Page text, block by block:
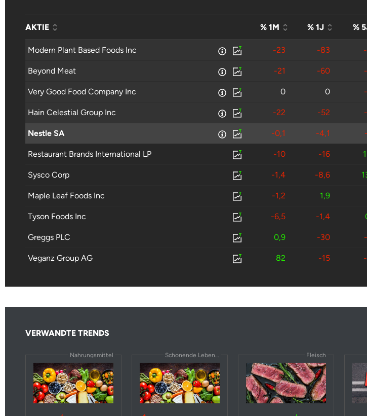
AKTIE % 1M % 1J %
Modern Plant Based Foods Inc -23 -83
Beyond Meat -21 -60
Very Good Food Company Inc 0 0
Hain Celestial Group Inc -22 -52
Nestle SA -0,1 -4,1
Restaurant Brands International LP -10 -16
Sysco Corp -1,4 -8,6
Maple Leaf Foods Inc -1,2 1,9
Tyson Foods Inc -6,5 -1,4
Greggs PLC 0,9 -30
Veganz Group AG 82 -15
VERWANDTE TRENDS
Nahrungsmittel Fleisch